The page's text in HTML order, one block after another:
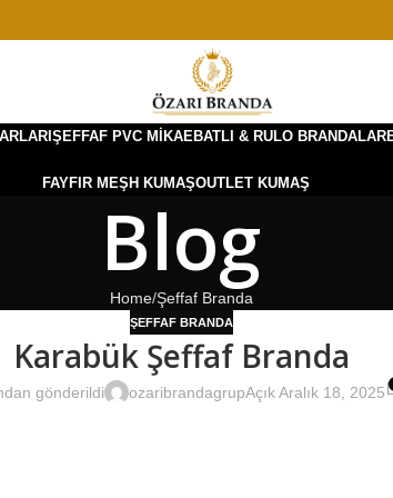
ŞEFFAF PVC MIKAEBATLI & RULO BRANDALAR
FAYFIR MEŞH KUMAŞOUTLET KUMAŞ
Blog
Home Şeffaf Branda
ŞEFFAF BRANDA
Karabük Şeffaf Branda
gönderildi ozaribrandagrupAçık Aralık 18, 2025